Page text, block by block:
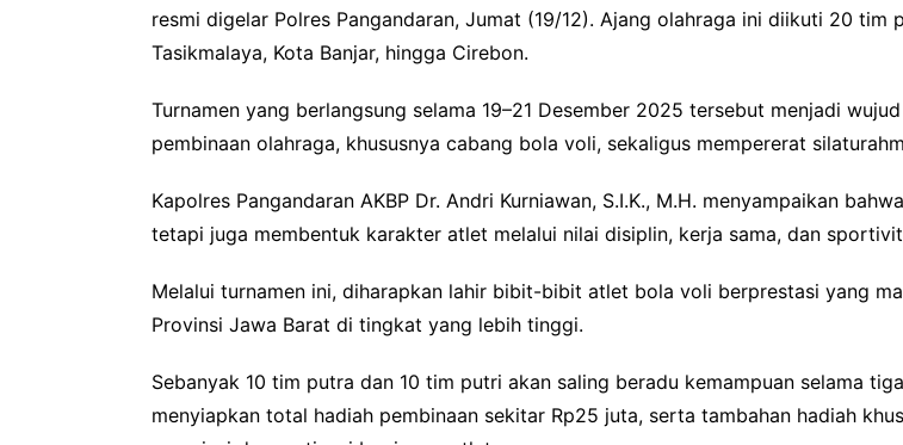
resmi digelar Polres Pangandaran, Jumat (19/12). Ajang olahraga ini diikuti 20
Tasikmalaya, Kota Banjar, hingga Cirebon.
Turnamen yang berlangsung selama 19–21 Desember 2025 tersebut menjadi
pembinaan olahraga, khususnya cabang bola voli, sekaligus mempererat
Kapolres Pangandaran AKBP Dr. Andri Kurniawan, S.I.K., M.H. menyampaikan
tetapi juga membentuk karakter atlet melalui nilai disiplin, kerja sama, dan
Melalui turnamen ini, diharapkan lahir bibit-bibit atlet bola voli berprestasi yang
Provinsi Jawa Barat di tingkat yang lebih tinggi.
Sebanyak 10 tim putra dan 10 tim putri akan saling beradu kemampuan selama
menyiapkan total hadiah pembinaan sekitar Rp25 juta, serta tambahan hadiah